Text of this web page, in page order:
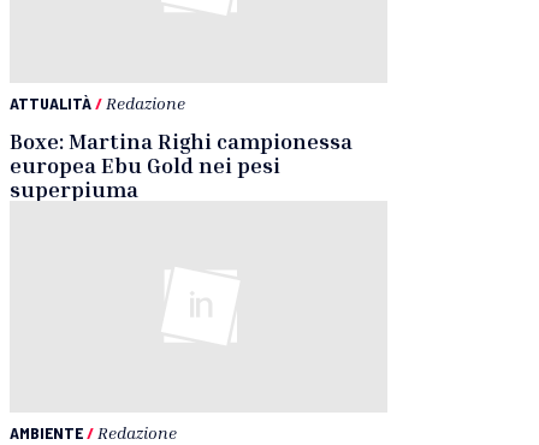
ATTUALITÀ/ Redazione
Boxe: Martina Righi campionessa
europea Ebu Gold nei pesi
superpiuma
AMBIENTE/ Redazione